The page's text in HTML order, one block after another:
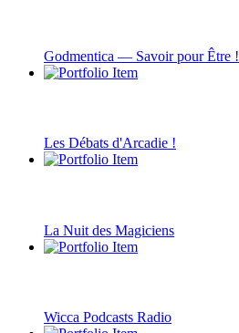
Godmentica — Savoir pour Être !
Les Débats d'Arcadie !
La Nuit des Magiciens
Wicca Podcasts Radio